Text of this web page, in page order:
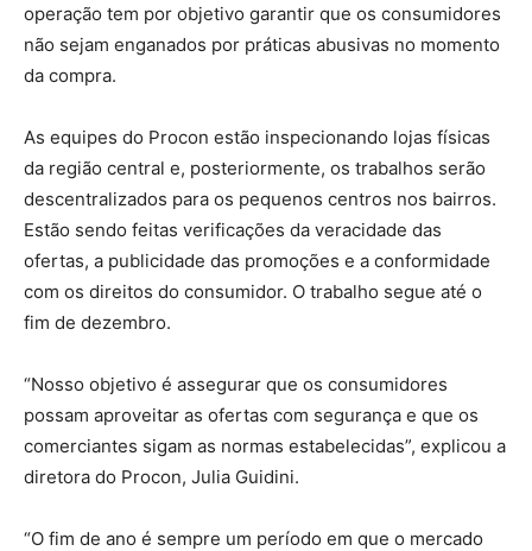
operação tem por objetivo garantir que os consumidores
não sejam enganados por práticas abusivas no momento
da compra.
As equipes do Procon estão inspecionando lojas físicas
da região central e, posteriormente, os trabalhos serão
descentralizados para os pequenos centros nos bairros.
Estão sendo feitas verificações da veracidade das
ofertas, a publicidade das promoções e a conformidade
com os direitos do consumidor. O trabalho segue até o
fim de dezembro.
“Nosso objetivo é assegurar que os consumidores
possam aproveitar as ofertas com segurança e que os
comerciantes sigam as normas estabelecidas”, explicou a
diretora do Procon, Julia Guidini.
“O fim de ano é sempre um período em que o mercado